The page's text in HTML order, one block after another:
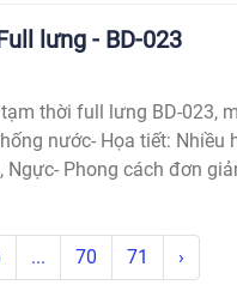
lưng - BD-023
thời full lưng BD-023,
nước- Họa tiết: Nhiều
Phong cách đơn
... 70 71 ›